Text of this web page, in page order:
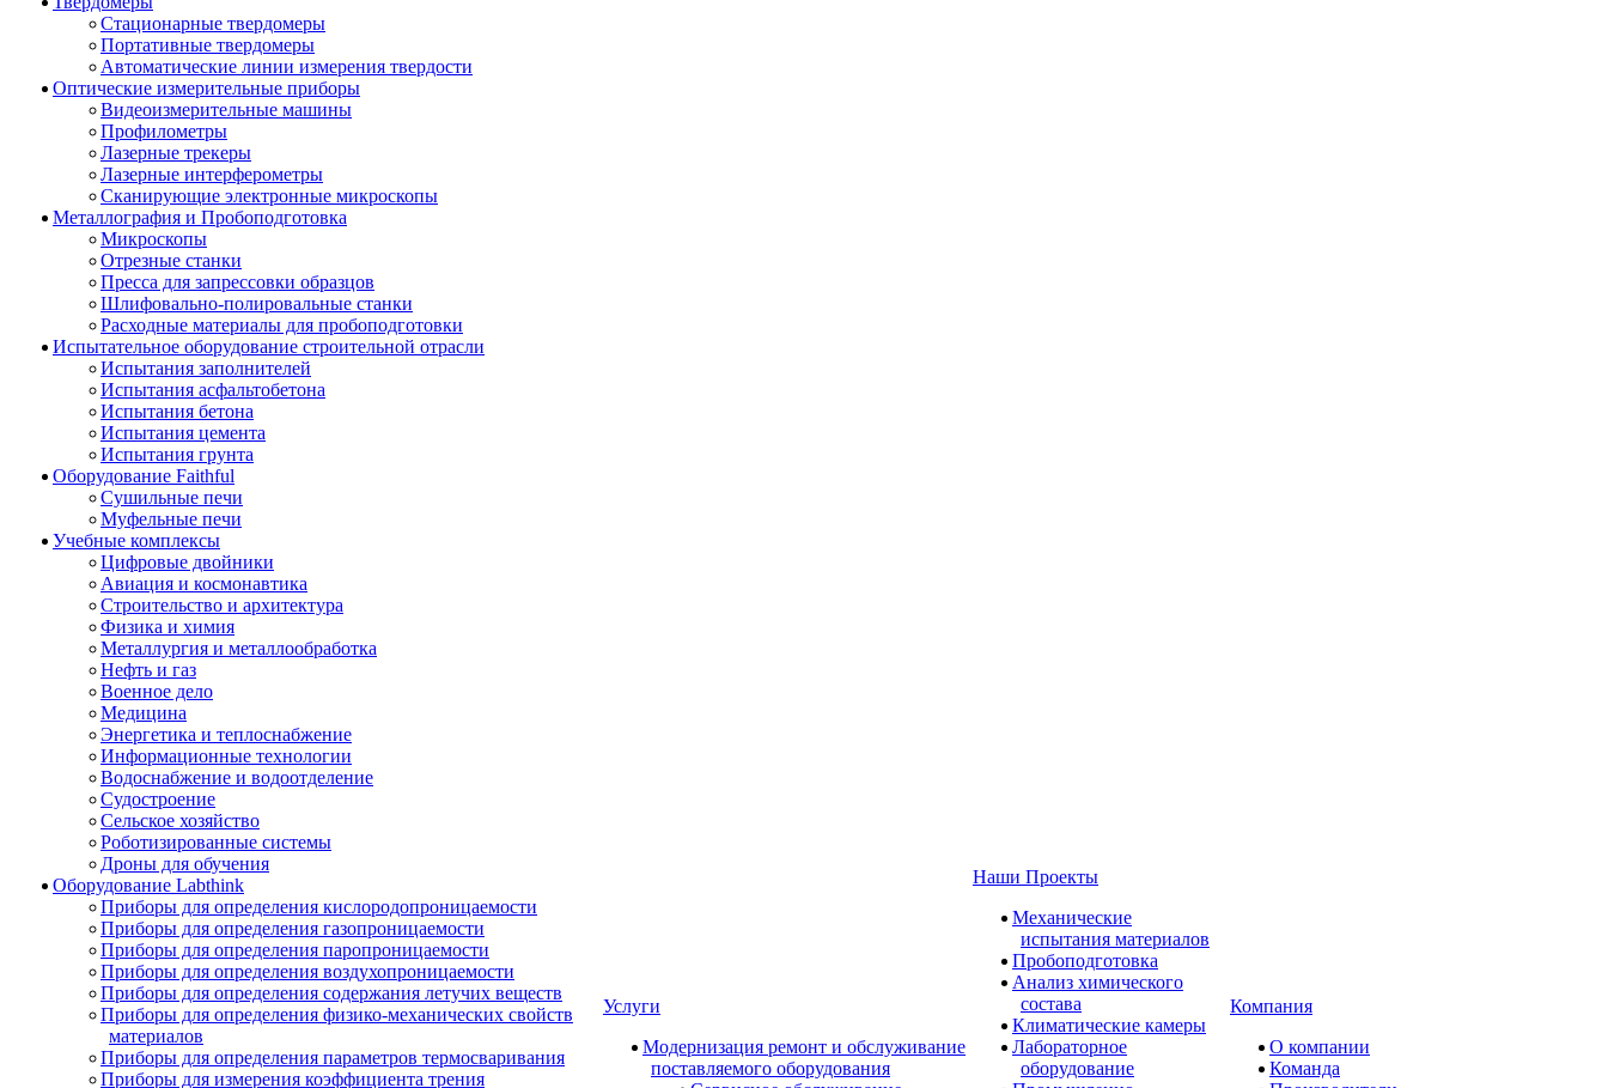
Стационарные твердомеры
Портативные твердомеры
Автоматические линии измерения твердости
Оптические измерительные приборы
Видеоизмерительные машины
Профилометры
Лазерные трекеры
Лазерные интерферометры
Сканирующие электронные микроскопы
Металлография и Пробоподготовка
Микроскопы
Отрезные станки
Пресса для запрессовки образцов
Шлифовально-полировальные станки
Расходные материалы для пробоподготовки
Испытательное оборудование строительной отрасли
Испытания заполнителей
Испытания асфальтобетона
Испытания бетона
Испытания цемента
Испытания грунта
Оборудование Faithful
Сушильные печи
Муфельные печи
Учебные комплексы
Цифровые двойники
Авиация и космонавтика
Строительство и архитектура
Физика и химия
Металлургия и металлообработка
Нефть и газ
Военное дело
Медицина
Энергетика и теплоснабжение
Информационные технологии
Водоснабжение и водоотделение
Судостроение
Сельское хозяйство
Роботизированные системы
Дроны для обучения
Оборудование Labthink
Приборы для определения кислородопроницаемости
Приборы для определения газопроницаемости
Приборы для определения паропроницаемости
Приборы для определения воздухопроницаемости
Приборы для определения содержания летучих веществ
Приборы для определения физико-механических свойств
материалов
Приборы для определения параметров термосваривания
Приборы для измерения коэффициента трения
Услуги
Модернизация ремонт и обслуживание
поставляемого оборудования
Наши Проекты
Механические
испытания материалов
Пробоподготовка
Анализ химического
состава
Климатические камеры
Лабораторное
оборудование
Компания
О компании
Команда